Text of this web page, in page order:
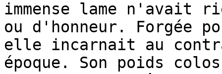
immense lame n'avait
ou d'honneur. Forgée
elle incarnait au
époque. Son poids